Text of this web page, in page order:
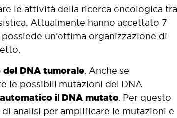
le attività della ricerca oncologica tra
Attualmente hanno accettato 7
un’ottima organizzazione di
del DNA tumorale . Anche se
le possibili mutazioni del DNA
il DNA mutato . Per questo
analisi per amplificare le mutazioni e